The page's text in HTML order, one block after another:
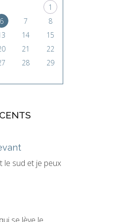
1
6 7
8
14
15
21
22
28
29
le sud et je peux